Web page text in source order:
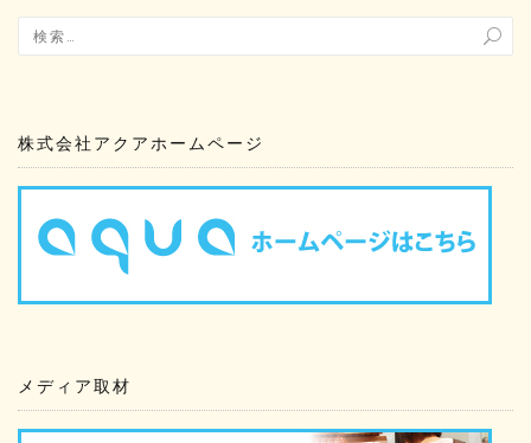
株式会社アクアホームページ
メディア取材